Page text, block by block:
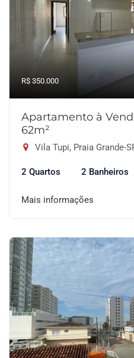
R$ 350.000
Apartamento à
62m²
Vila Tupi, Praia Grande-
2 Quartos 2 Banheiros
Mais informações